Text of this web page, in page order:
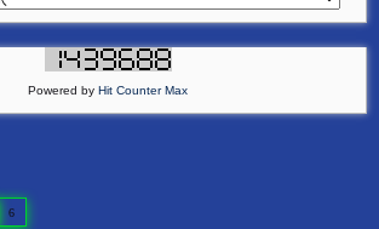
Powered by Hit Counter Max
6